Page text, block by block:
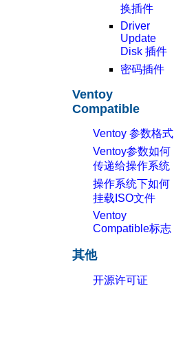
换插件
Driver
Update
Disk 插件
密码插件
Ventoy
Compatible
Ventoy 参数格式
Ventoy参数如何
传递给操作系统
操作系统下如何
挂载ISO文件
Ventoy
Compatible标志
其他
开源许可证